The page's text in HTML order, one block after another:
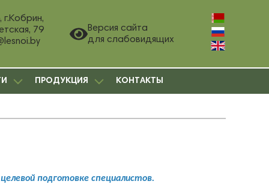
79
Версия сайта
для слабовидящих
ПРОДУКЦИЯ КОНТАКТЫ
подготовке специалистов.